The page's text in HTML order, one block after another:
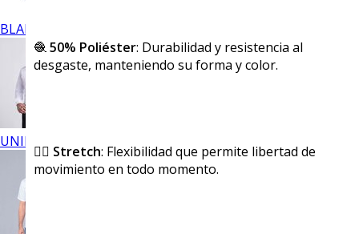
BLANCOS
UNIFORMES
🧶50% Poliéster: Durabilidad y resistencia al
desgaste, manteniendo su forma y color.
🏃‍♂️ Stretch: Flexibilidad que permite libertad de
movimiento en todo momento.